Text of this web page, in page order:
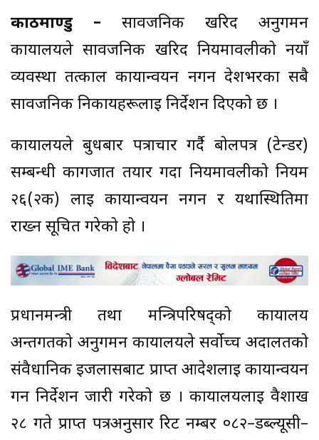
काठमाण्डु – सार्वजनिक खरिद अनुगमन
कार्यालयले सार्वजनिक खरिद नियमावलीको नयाँ
व्यवस्था तत्काल कार्यान्वयन नगर्न देशभरका सबै
सार्वजनिक निकायहरूलाई निर्देशन दिएको छ ।
कार्यालयले बुधबार पत्राचार गर्दै बोलपत्र (टेन्डर)
सम्बन्धी कागजात तयार गर्दा नियमावलीको नियम
२६(२क) लाई कार्यान्वयन नगर्न र यथास्थितिमा
राख्न सूचित गरेको हो ।
प्रधानमन्त्री तथा मन्त्रिपरिषद्को कार्यालय
अन्तर्गतको अनुगमन कार्यालयले सर्वोच्च अदालतको
संवैधानिक इजलासबाट प्राप्त आदेशलाई कार्यान्वयन
गर्न निर्देशन जारी गरेको छ । कार्यालयलाई वैशाख
२८ गते प्राप्त पत्रअनुसार रिट नम्बर ०८२–डब्ल्यूसी–